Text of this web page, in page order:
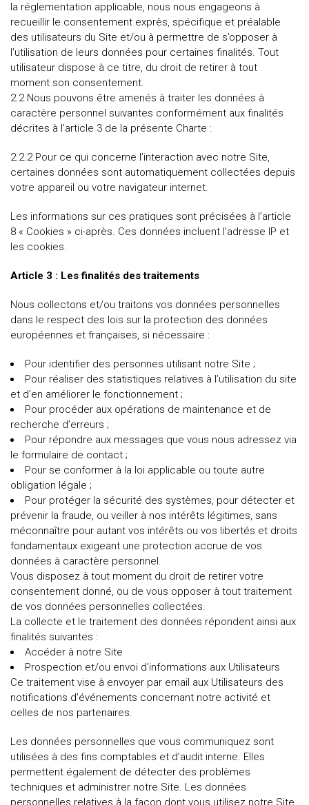
la réglementation applicable, nous nous engageons à
recueillir le consentement exprès, spécifique et préalable
des utilisateurs du Site et/ou à permettre de s’opposer à
l’utilisation de leurs données pour certaines finalités. Tout
utilisateur dispose à ce titre, du droit de retirer à tout
moment son consentement.
2.2 Nous pouvons être amenés à traiter les données à
caractère personnel suivantes conformément aux finalités
décrites à l’article 3 de la présente Charte :
2.2.2 Pour ce qui concerne l’interaction avec notre Site,
certaines données sont automatiquement collectées depuis
votre appareil ou votre navigateur internet.
Les informations sur ces pratiques sont précisées à l’article
8 « Cookies » ci-après. Ces données incluent l’adresse IP et
les cookies.
Article 3 : Les finalités des traitements
Nous collectons et/ou traitons vos données personnelles
dans le respect des lois sur la protection des données
européennes et françaises, si nécessaire :
Pour identifier des personnes utilisant notre Site ;
Pour réaliser des statistiques relatives à l’utilisation du site
et d’en améliorer le fonctionnement ;
Pour procéder aux opérations de maintenance et de
recherche d’erreurs ;
Pour répondre aux messages que vous nous adressez via
le formulaire de contact ;
Pour se conformer à la loi applicable ou toute autre
obligation légale ;
Pour protéger la sécurité des systèmes, pour détecter et
prévenir la fraude, ou veiller à nos intérêts légitimes, sans
méconnaître pour autant vos intérêts ou vos libertés et droits
fondamentaux exigeant une protection accrue de vos
données à caractère personnel.
Vous disposez à tout moment du droit de retirer votre
consentement donné, ou de vous opposer à tout traitement
de vos données personnelles collectées.
La collecte et le traitement des données répondent ainsi aux
finalités suivantes :
Accéder à notre Site
Prospection et/ou envoi d'informations aux Utilisateurs
Ce traitement vise à envoyer par email aux Utilisateurs des
notifications d'événements concernant notre activité et
celles de nos partenaires.
Les données personnelles que vous communiquez sont
utilisées à des fins comptables et d’audit interne. Elles
permettent également de détecter des problèmes
techniques et administrer notre Site. Les données
personnelles relatives à la façon dont vous utilisez notre Site